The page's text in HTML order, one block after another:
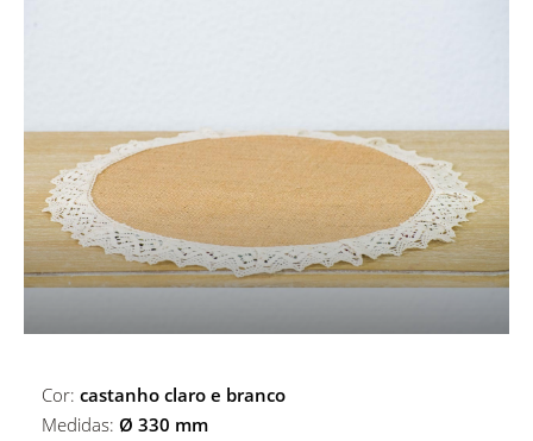
ALUGUER DE CESTOS E BASES
COPOS
Copos De Água
MESAS
Cor: castanho claro e branco
Medidas: Ø 330 mm